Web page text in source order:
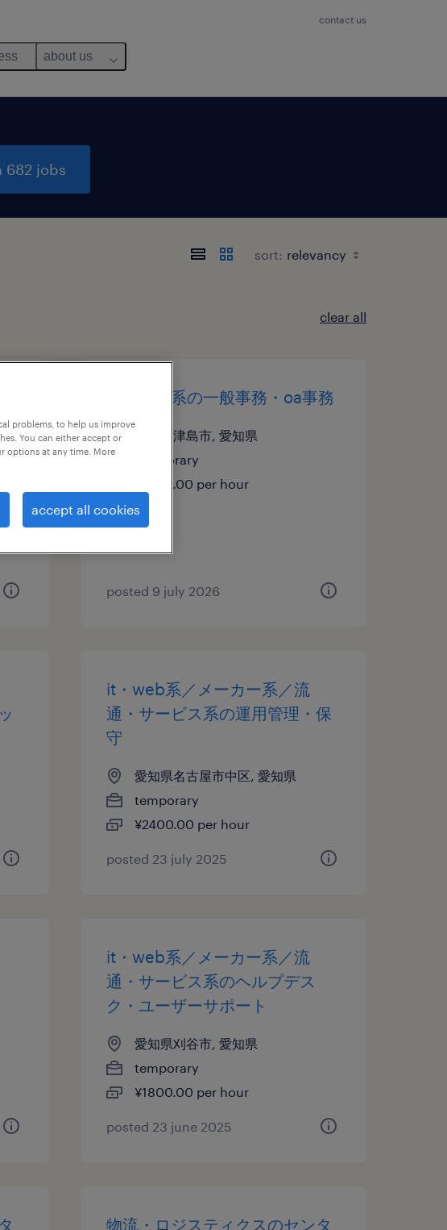
contact us
about us
682 jobs
sort:
clear all
メーカー系の一般事務・oa事務
愛知県津島市, 愛知県
temporary
¥1400.00 per hour
posted 9 july 2026
it・web系／メーカー系／流
通・サービス系の運用管理・保
守
愛知県名古屋市中区, 愛知県
temporary
¥2400.00 per hour
posted 23 july 2025
it・web系／メーカー系／流
通・サービス系のヘルプデス
ク・ユーザーサポート
愛知県刈谷市, 愛知県
temporary
¥1800.00 per hour
posted 23 june 2025
物流・ロジスティクスのセンタ
problems, to help us improve
You can either accept or
options at any time. More
accept all cookies